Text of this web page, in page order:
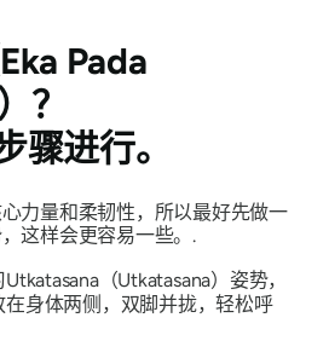
Eka Pada
？
骤进行。
力量和柔韧性，所以最好先做一
这样会更容易一些。.
（Utkatasana）姿势，
身体两侧，双脚并拢，轻松呼